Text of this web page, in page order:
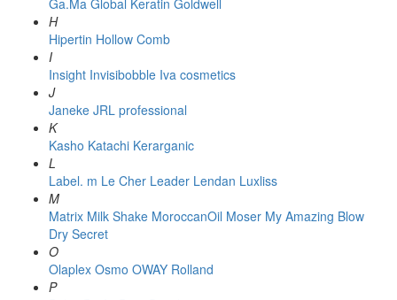
H
Hipertin Hollow Comb
I
Insight Invisibobble Iva cosmetics
J
Janeke JRL professional
K
Kasho Katachi Kerarganic
L
Label. m Le Cher Leader Lendan Luxliss
M
Matrix Milk Shake MoroccanOil Moser My Amazing Blow
Dry Secret
O
Olaplex Osmo OWAY Rolland
P